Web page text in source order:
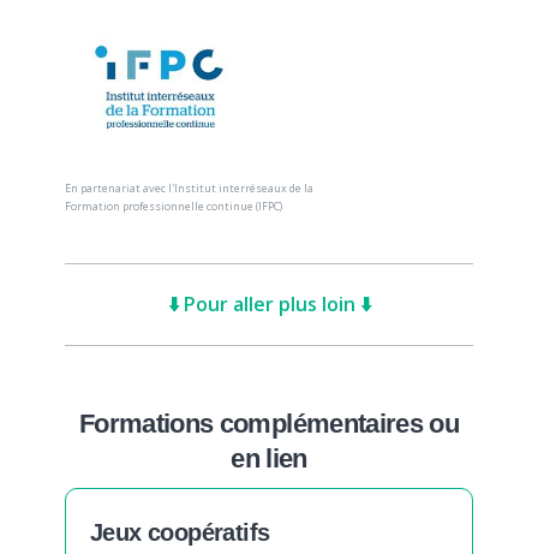
En partenariat avec l'Institut interréseaux de la
Formation professionnelle continue (IFPC)
⬇️ Pour aller plus loin ⬇️
Formations complémentaires ou
en lien
Jeux coopératifs